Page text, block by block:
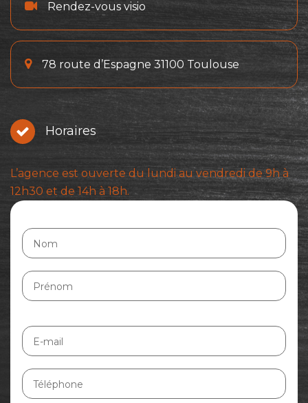
Rendez-vous visio
78 route d’Espagne 31100 Toulouse
Horaires
L’agence est ouverte du lundi au vendredi de 9h à
12h30 et de 14h à 18h.